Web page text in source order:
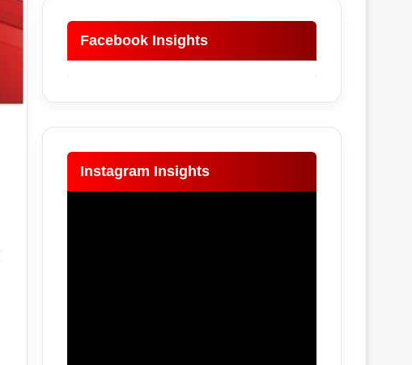
Facebook Insights
Instagram Insights